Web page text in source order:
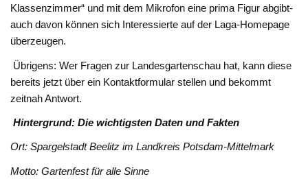
Klassenzimmer“ und mit dem Mikrofon eine prima Figur abgibt-
auch davon können sich Interessierte auf der Laga-Homepage
überzeugen.
Übrigens: Wer Fragen zur Landesgartenschau hat, kann diese
bereits jetzt über ein Kontaktformular stellen und bekommt
zeitnah Antwort.
Hintergrund: Die wichtigsten Daten und Fakten
Ort: Spargelstadt Beelitz im Landkreis Potsdam-Mittelmark
Motto: Gartenfest für alle Sinne